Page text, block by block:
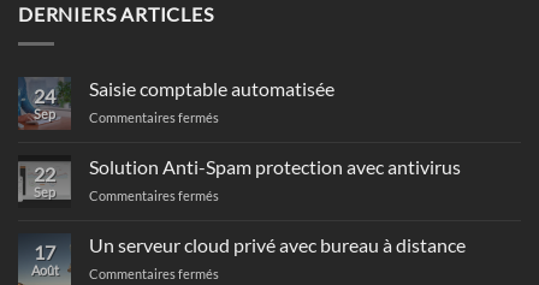
DERNIERS ARTICLES
24
Sep
Saisie comptable automatisée
Commentaires fermés
automatisée
22
Sep
Solution Anti-Spam protection avec antivirus
Commentaires fermés
Spam
protection
17
Août
Un serveur cloud privé avec bureau à distance
Commentaires fermés